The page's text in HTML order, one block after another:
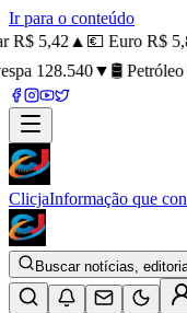
Ir para o conteúdo
5,42▲ 💶 Euro R$
128.540▼🛢️ Petróleo
ClicjaInformação que
Buscar notícias,